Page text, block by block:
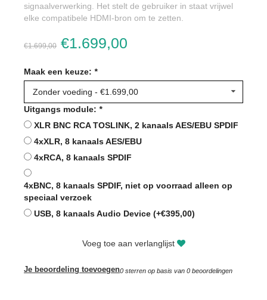
signaalverwerking. Het stelt de gebruiker in staat vrijwel
elke compatibele HDMI-bron om te zetten.
€1.699,00 €1.699,00
Maak een keuze: *
Zonder voeding - €1.699,00
Uitgangs module: *
XLR BNC RCA TOSLINK, 2 kanaals AES/EBU SPDIF
4xXLR, 8 kanaals AES/EBU
4xRCA, 8 kanaals SPDIF
4xBNC, 8 kanaals SPDIF, niet op voorraad alleen op
speciaal verzoek
USB, 8 kanaals Audio Device (+€395,00)
Voeg toe aan verlanglijst
0 sterren op basis van 0 beoordelingen
Je beoordeling toevoegen